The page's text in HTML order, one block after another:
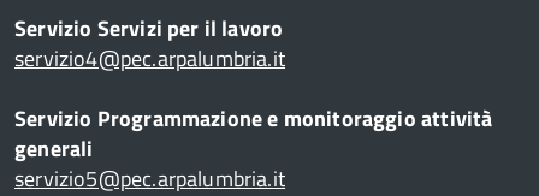
Servizio Servizi per il lavoro
servizio4@pec.arpalumbria.it
Servizio Programmazione e monitoraggio attività
generali
servizio5@pec.arpalumbria.it